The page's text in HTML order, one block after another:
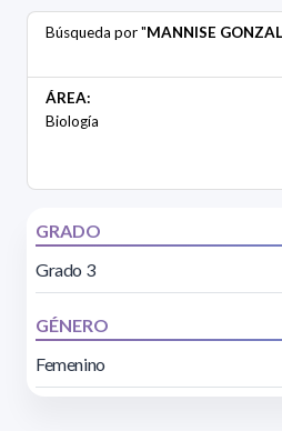
Búsqueda por "MANNISE
ÁREA:
Biología
GRADO
Grado 3
GÉNERO
Femenino